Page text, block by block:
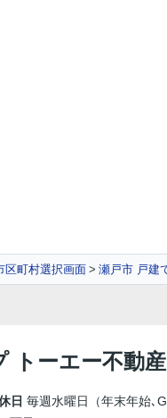
区町村選択画面 瀬戸市 戸建
トーエー不動産
日 毎週水曜日（年末年始､